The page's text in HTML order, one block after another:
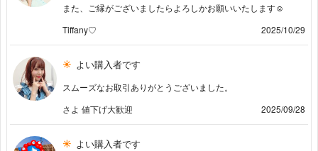
また、ご縁がございましたらよろしかお願いいたします☺️
Tiffany♡
2025/10/29
よい購入者です
スムーズなお取引ありがとうございました。
さよ 値下げ大歓迎
2025/09/28
よい購入者です